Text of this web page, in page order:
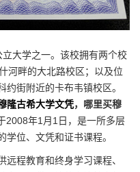
立大学之一。该校拥有两个校
河畔的大北路校区；以及位
街附近的卡布韦镇校区。
隆古希大学文凭，哪里买穆
2008年1月1日，是一所多层
位、文凭和证书课程。
程教育和终身学习课程、